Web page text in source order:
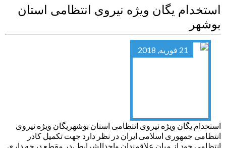
استخدام یگان ویژه نیروی انتظامی استان
بوشهر
21 فوریه, 2018
استخدام یگان ویژه نیروی انتظامی استان بوشهریگان ویژه نیروی
انتظامی جمهوری اسلامی ایران در نظر دارد جهت تکمیل کادر
انتظامی خود از میان علاقمندان واجدالشرایط ،در مقطع درجه داری